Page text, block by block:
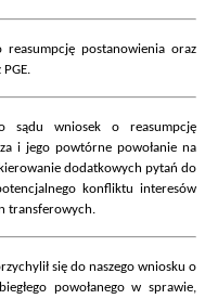
reasumpcję postanowienia oraz
sądu wniosek o reasumpcję
i jego powtórne powołanie na
dodatkowych pytań do
konfliktu interesów
transferowych.
się do naszego wniosku o
powołanego w sprawie,